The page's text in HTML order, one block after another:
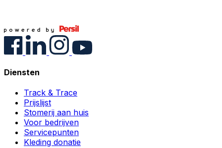
Diensten
Track & Trace
Prijslijst
Stomerij aan huis
Voor bedrijven
Servicepunten
Kleding donatie